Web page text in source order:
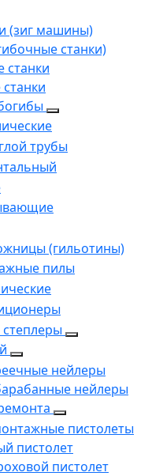
(зиг машины)
станки)
трубы
(гильотины)
пилы
степлеры
нейлеры
нейлеры
пистолеты
пистолет
пистолет